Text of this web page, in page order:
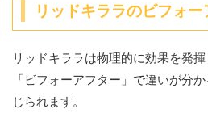
リッドキララのビフォー
リッドキララは物理的に効果を発
「ビフォーアフター」で違いが分か
じられます。